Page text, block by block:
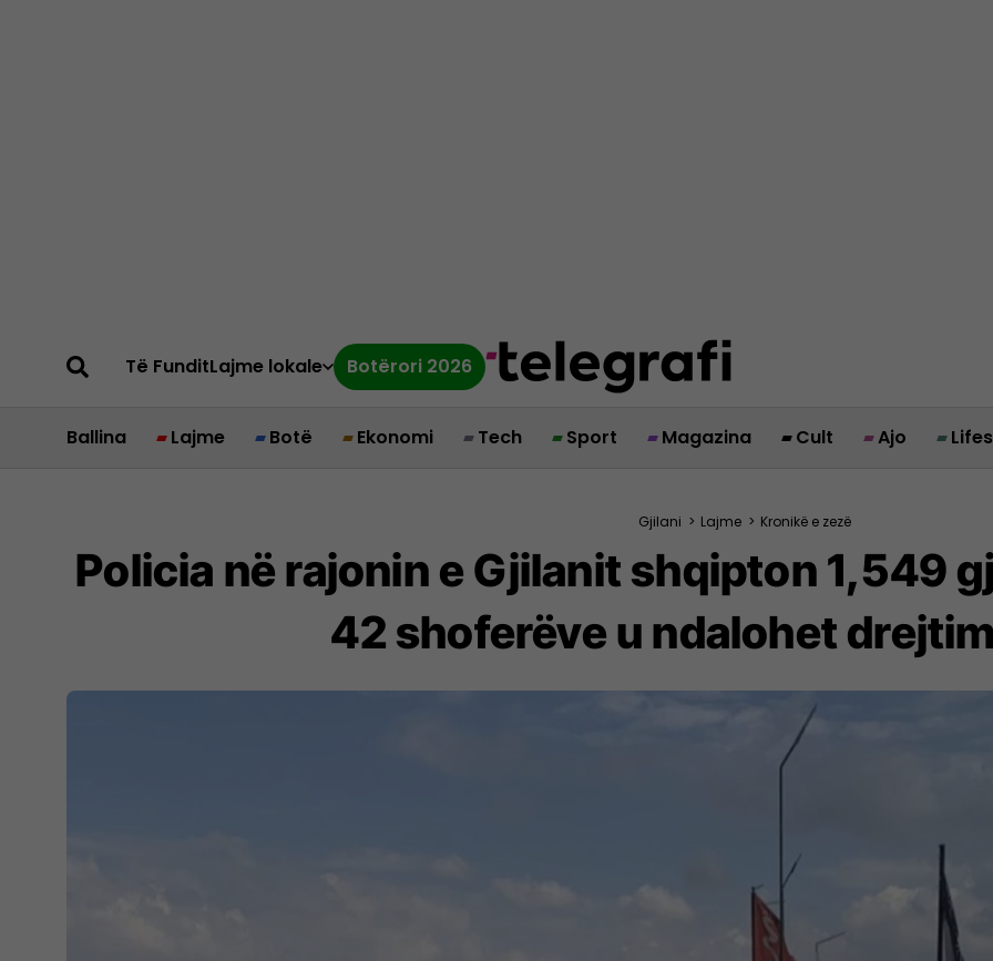
Të FunditLajme lokale Botërori 2026
Ballina Lajme Botë Ekonomi Tech Sport Magazina Cult Ajo
Gjilani > Lajme > Kronikë e zezë
Policia në rajonin e Gjilanit shqipton 1,549
42 shoferëve u ndalohet